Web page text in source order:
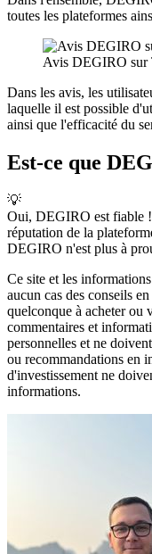
toutes les plateformes
Avis DEGIRO sur
Dans les avis, les
laquelle il est possible
ainsi que l'efficacité du
Est-ce que
💡
Oui, DEGIRO est fiable
réputation de la
DEGIRO n'est plus à
Ce site et les
aucun cas des conseils
quelconque à acheter ou
commentaires et
personnelles et ne
ou recommandations en
d'investissement ne
informations.